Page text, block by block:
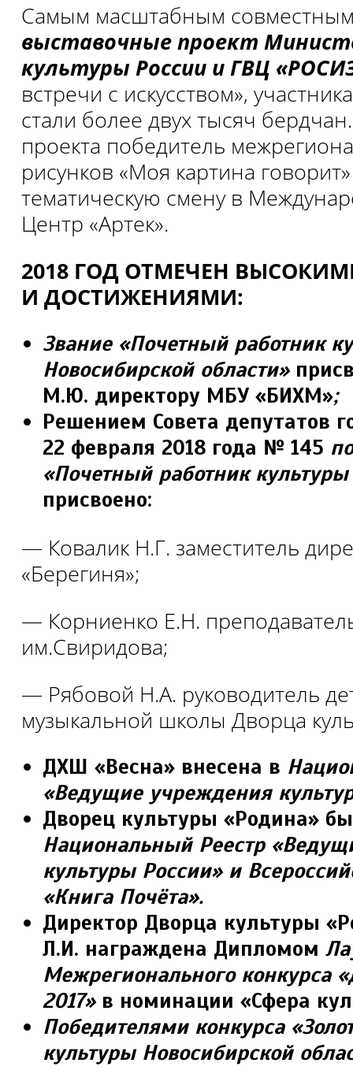
Самым масштабным совместным
выставочные проект
культуры России и ГВЦ
встречи с искусством»,
стали более двух тысяч
проекта победитель
рисунков «Моя картина
тематическую смену в
Центр «Артек».
2018 ГОД ОТМЕЧЕН
И ДОСТИЖЕНИЯМИ:
Звание «Почетный работник
Новосибирской области»
М.Ю. директору МБУ «БИХМ»;
Решением Совета депутатов
22 февраля 2018 года № 145
«Почетный работник
присвоено:
— Ковалик Н.Г. заместитель
«Берегиня»;
— Корниенко Е.Н.
им.Свиридова;
— Рябовой Н.А. руководитель
музыкальной школы Дворца
ДХШ «Весна» внесена в
«Ведущие учреждения
Дворец культуры «Родина»
Национальный Реестр
культуры России» и
«Книга Почёта».
Директор Дворца культуры
Л.И. награждена Дипломом
Межрегионального конкурса
2017»в номинации «Сфера
Победителями конкурса
культуры Новосибирской